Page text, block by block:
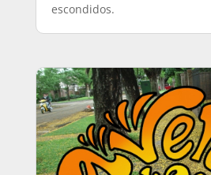
escondidos.